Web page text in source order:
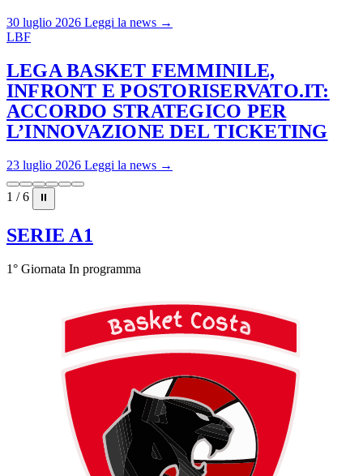
30 luglio 2026 Leggi la news →
LBF
LEGA BASKET FEMMINILE,
INFRONT E POSTORISERVATO.IT:
ACCORDO STRATEGICO PER
L’INNOVAZIONE DEL TICKETING
23 luglio 2026 Leggi la news →
1 / 6 ⏸
SERIE A1
1° Giornata In programma